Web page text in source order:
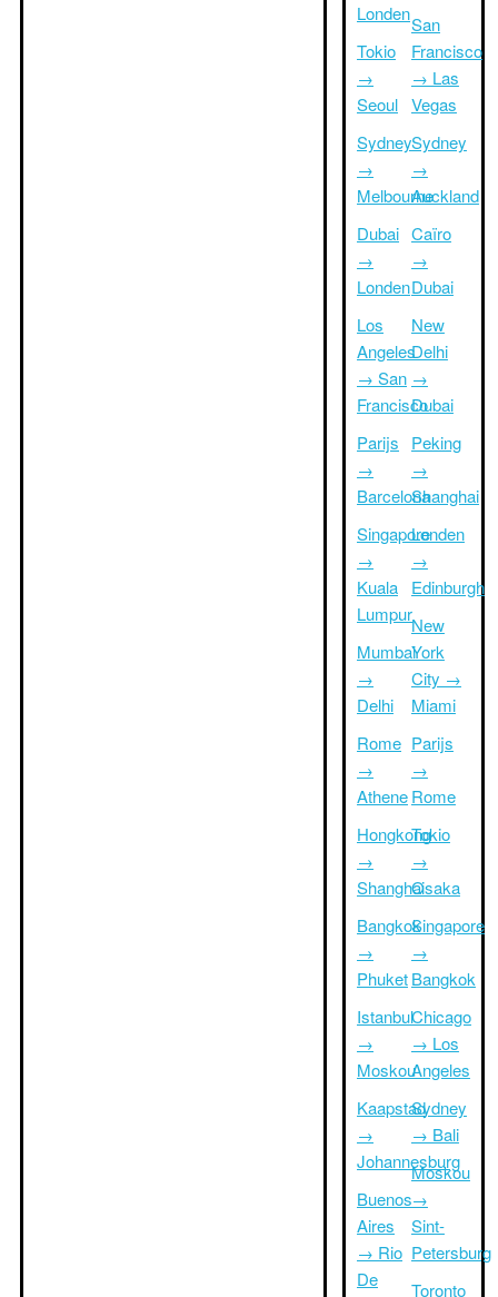
Londen
Tokio
→
Seoul
Sydney
→
Melbourne
Dubai
→
Londen
Los
Angeles
→ San
Francisco
Parijs
→
Barcelona
Singapore
→
Kuala
Lumpur
Mumbai
→
Delhi
Rome
→
Athene
Hongkong
→
Shanghai
Bangkok
→
Phuket
Istanbul
→
Moskou
Kaapstad
→
Johannesburg
Buenos
Aires
→ Rio
De
San
Francisco
→ Las
Vegas
Sydney
→
Auckland
Caïro
→
Dubai
New
Delhi
→
Dubai
Peking
→
Shanghai
Londen
→
Edinburgh
New
York
City →
Miami
Parijs
→
Rome
Tokio
→
Osaka
Singapore
→
Bangkok
Chicago
→ Los
Angeles
Sydney
→ Bali
Moskou
→
Sint-
Petersburg
Toronto